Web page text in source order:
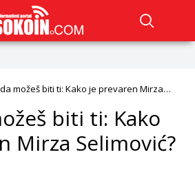
možeš biti ti: Kako je prevaren Mirza
biti ti: Kako
Mirza Selimović?